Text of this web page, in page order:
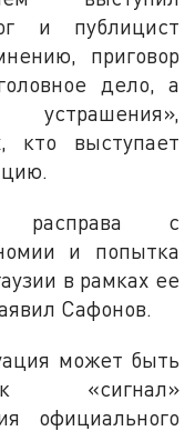
и публицист
приговор
дело, а
кто выступает
расправа с
и попытка
в рамках ее
Сафонов.
может быть
«сигнал»
официального